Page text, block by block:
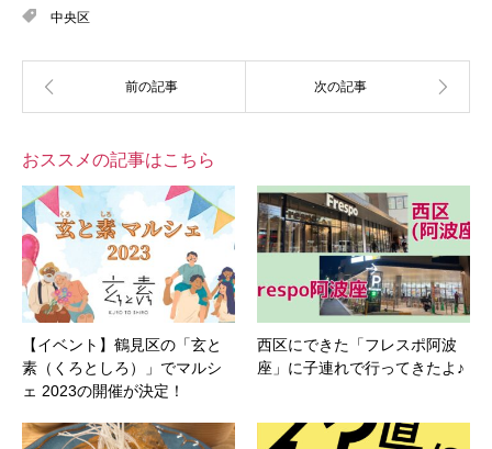
中央区
おススメの記事はこちら
【イベント】鶴見区の「玄と
素（くろとしろ）」でマルシ
ェ 2023の開催が決定！
西区にできた「フレスポ阿波
座」に子連れで行ってきたよ♪